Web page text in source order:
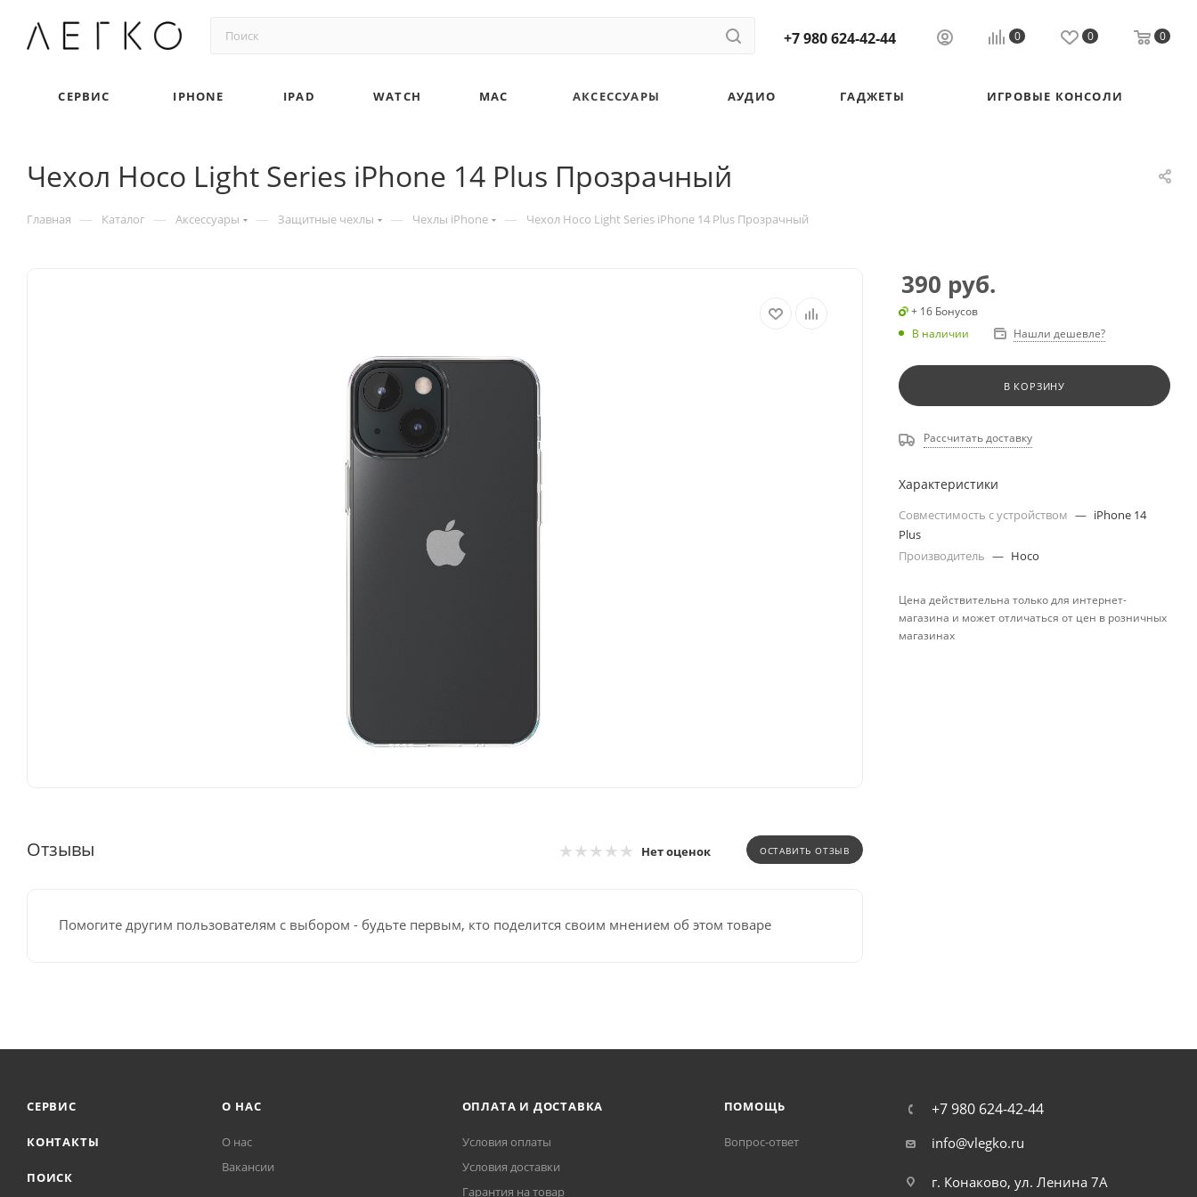
+7 980 624-42-44 0 0 0
СЕРВИС IPHONE IPAD WATCH MAC АКСЕССУАРЫ АУДИО ГАДЖЕТЫ ИГРОВЫЕ КОНСОЛИ
Чехол Hoco Light Series iPhone 14 Plus Прозрачный
Главная — Каталог — Аксессуары — Защитные чехлы — Чехлы iPhone — Чехол Hoco Light Series iPhone 14 Plus Прозрачный
Отзывы Нет оценок ОСТАВИТЬ ОТЗЫВ
Помогите другим пользователям с выбором - будьте первым, кто поделится своим мнением об этом товаре
390 руб.
+ 16 Бонусов
В наличии
Нашли дешевле?
В КОРЗИНУ
Рассчитать доставку
Характеристики
Совместимость с устройством — iPhone 14
Plus
Производитель — Hoco
Цена действительна только для интернет-
магазина и может отличаться от цен в розничных
магазинах
СЕРВИС
КОНТАКТЫ
ПОИСК
О НАС
О нас
Вакансии
ОПЛАТА И ДОСТАВКА
Условия оплаты
Условия доставки
Гарантия на товар
ПОМОЩЬ
Вопрос-ответ
+7 980 624-42-44
info@vlegko.ru
г. Конаково, ул. Ленина 7А